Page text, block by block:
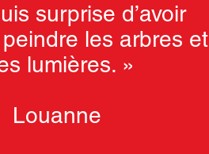
surprise d’avoir
les arbres et
lumières. »
Louanne